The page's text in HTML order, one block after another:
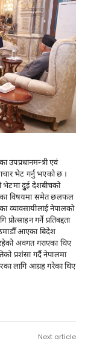
उपप्रधानमन्त्री एवं
भेट गर्नु भएको छ ।
भेटमा दुुई देशबीचको
विषयमा समेत छलफल
व्यावसायीलाई नेपालको
गर्ने प्रतिबद्दता
आएका बिदेश
अवगत गराएका थिए
प्रशंसा गर्दै नेपालमा
लागि आग्रह गरेका थिए
Next article